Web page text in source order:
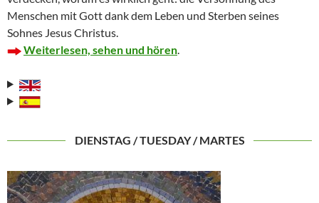
Menschen mit Gott dank dem Leben und Sterben seines
Sohnes Jesus Christus.
Weiterlesen, sehen und hören
DIENSTAG / TUESDAY / MARTES